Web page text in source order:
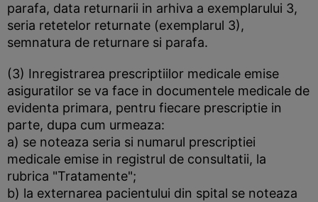
parafa, data returnarii in arhiva a exemplarului 3,
seria retetelor returnate (exemplarul 3),
semnatura de returnare si parafa.
(3) Inregistrarea prescriptiilor medicale emise
asiguratilor se va face in documentele medicale de
evidenta primara, pentru fiecare prescriptie in
parte, dupa cum urmeaza:
a) se noteaza seria si numarul prescriptiei
medicale emise in registrul de consultatii, la
rubrica "Tratamente";
b) la externarea pacientului din spital se noteaza